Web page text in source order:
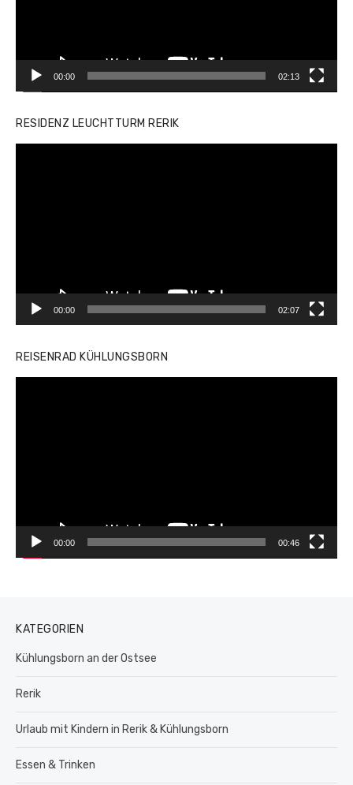
00:00 02:13
RESIDENZ LEUCHTTURM RERIK
00:00 02:07
REISENRAD KÜHLUNGSBORN
00:00 00:46
KATEGORIEN
Kühlungsborn an der Ostsee
Rerik
Urlaub mit Kindern in Rerik & Kühlungsborn
Essen & Trinken